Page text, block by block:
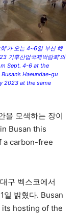
’가 오는 4~6일 부산 해
기후산업국제박람회’의
Sept. 4-6 at the
Haeundae-gu
2023 at the same
을 모색하는 장이
Busan this
a carbon-free
구 벡스코에서
일 밝혔다. Busan
its hosting of the